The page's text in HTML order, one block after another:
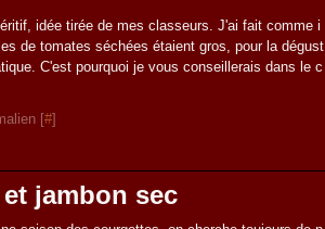
idée tirée de mes classeurs. J'ai fait comme i
de tomates séchées étaient gros, pour la dégust
C'est pourquoi je vous conseillerais dans le c
[#]
jambon sec